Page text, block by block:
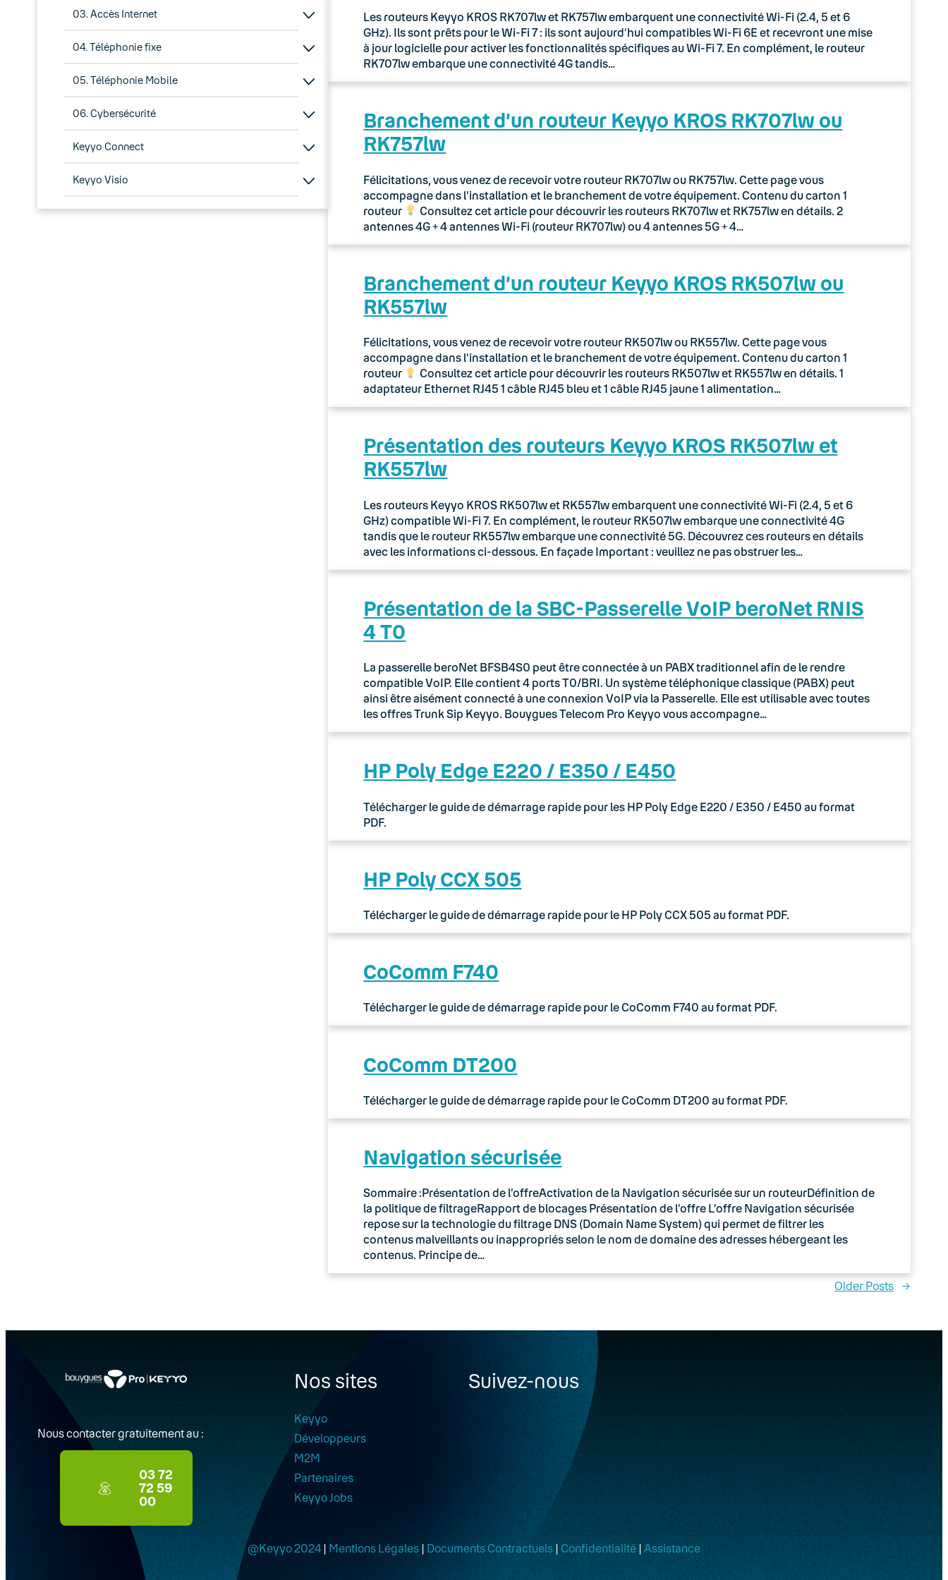
03. Accès Internet
04. Téléphonie fixe
05. Téléphonie Mobile
06. Cybersécurité
Keyyo Connect
Keyyo Visio
Les routeurs Keyyo KROS RK707lw et RK757lw embarquent une connectivité Wi-Fi (2.4, 5 et 6
GHz). Ils sont prêts pour le Wi-Fi 7 : ils sont aujourd’hui compatibles Wi-Fi 6E et recevront une mise
à jour logicielle pour activer les fonctionnalités spécifiques au Wi-Fi 7. En complément, le routeur
RK707lw embarque une connectivité 4G tandis…
Branchement d’un routeur Keyyo KROS RK707lw ou
RK757lw
Félicitations, vous venez de recevoir votre routeur RK707lw ou RK757lw. Cette page vous
accompagne dans l’installation et le branchement de votre équipement. Contenu du carton 1
routeur
Consultez cet article pour découvrir les routeurs RK707lw et RK757lw en détails. 2
antennes 4G + 4 antennes Wi-Fi (routeur RK707lw) ou 4 antennes 5G + 4…
Branchement d’un routeur Keyyo KROS RK507lw ou
RK557lw
Félicitations, vous venez de recevoir votre routeur RK507lw ou RK557lw. Cette page vous
accompagne dans l’installation et le branchement de votre équipement. Contenu du carton 1
routeur
Consultez cet article pour découvrir les routeurs RK507lw et RK557lw en détails. 1
adaptateur Ethernet RJ45 1 câble RJ45 bleu et 1 câble RJ45 jaune 1 alimentation…
Présentation des routeurs Keyyo KROS RK507lw et
RK557lw
Les routeurs Keyyo KROS RK507lw et RK557lw embarquent une connectivité Wi-Fi (2.4, 5 et 6
GHz) compatible Wi-Fi 7. En complément, le routeur RK507lw embarque une connectivité 4G
tandis que le routeur RK557lw embarque une connectivité 5G. Découvrez ces routeurs en détails
avec les informations ci-dessous. En façade Important : veuillez ne pas obstruer les…
Présentation de la SBC-Passerelle VoIP beroNet RNIS
4 T0
La passerelle beroNet BFSB4S0 peut être connectée à un PABX traditionnel afin de le rendre
compatible VoIP. Elle contient 4 ports T0/BRI. Un système téléphonique classique (PABX) peut
ainsi être aisément connecté à une connexion VoIP via la Passerelle. Elle est utilisable avec toutes
les offres Trunk Sip Keyyo. Bouygues Telecom Pro Keyyo vous accompagne…
HP Poly Edge E220 / E350 / E450
Télécharger le guide de démarrage rapide pour les HP Poly Edge E220 / E350 / E450 au format
PDF.
HP Poly CCX 505
Télécharger le guide de démarrage rapide pour le HP Poly CCX 505 au format PDF.
CoComm F740
Télécharger le guide de démarrage rapide pour le CoComm F740 au format PDF.
CoComm DT200
Télécharger le guide de démarrage rapide pour le CoComm DT200 au format PDF.
Navigation sécurisée
Sommaire :Présentation de l’offreActivation de la Navigation sécurisée sur un routeurDéfinition de
la politique de filtrageRapport de blocages Présentation de l’offre L’offre Navigation sécurisée
repose sur la technologie du filtrage DNS (Domain Name System) qui permet de filtrer les
contenus malveillants ou inappropriés selon le nom de domaine des adresses hébergeant les
contenus. Principe de…
Older Posts →
Nous contacter gratuitement au :
03 72
72 59
00
Nos sites
Keyyo
Développeurs
M2M
Partenaires
Keyyo Jobs
Suivez-nous
@Keyyo 2024| Mentions Légales | Documents Contractuels|Confidentialité|Assistance